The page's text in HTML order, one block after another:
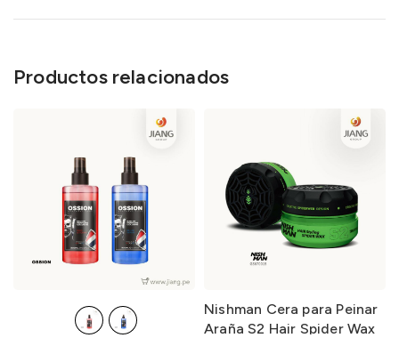
Productos relacionados
Nishman Cera para Peinar
Araña S2 Hair Spider Wax